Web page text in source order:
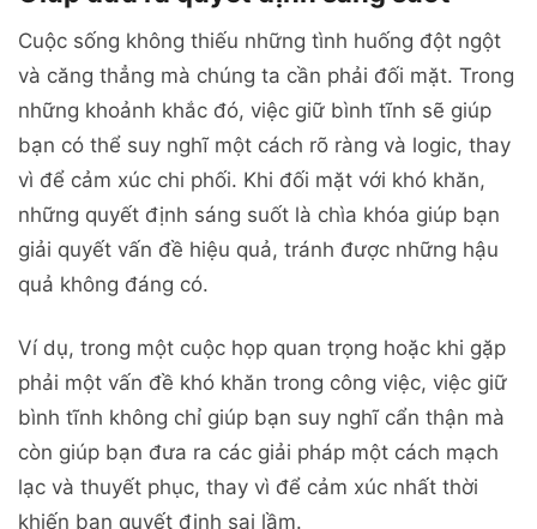
Cuộc sống không thiếu những tình huống đột ngột
và căng thẳng mà chúng ta cần phải đối mặt. Trong
những khoảnh khắc đó, việc giữ bình tĩnh sẽ giúp
bạn có thể suy nghĩ một cách rõ ràng và logic, thay
vì để cảm xúc chi phối. Khi đối mặt với khó khăn,
những quyết định sáng suốt là chìa khóa giúp bạn
giải quyết vấn đề hiệu quả, tránh được những hậu
quả không đáng có.
Ví dụ, trong một cuộc họp quan trọng hoặc khi gặp
phải một vấn đề khó khăn trong công việc, việc giữ
bình tĩnh không chỉ giúp bạn suy nghĩ cẩn thận mà
còn giúp bạn đưa ra các giải pháp một cách mạch
lạc và thuyết phục, thay vì để cảm xúc nhất thời
khiến bạn quyết định sai lầm.